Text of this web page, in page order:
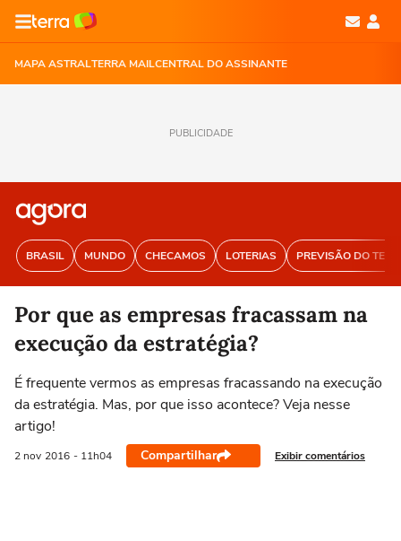
MAPA ASTRALTERRA MAILCENTRAL DO ASSINANTE
PUBLICIDADE
BRASIL MUNDO CHECAMOS LOTERIAS PREVISÃO DO
Por que as empresas fracassam na
execução da estratégia?
É frequente vermos as empresas fracassando na execução
da estratégia. Mas, por que isso acontece? Veja nesse
artigo!
2 nov 2016 - 11h04 Compartilhar Exibir comentários